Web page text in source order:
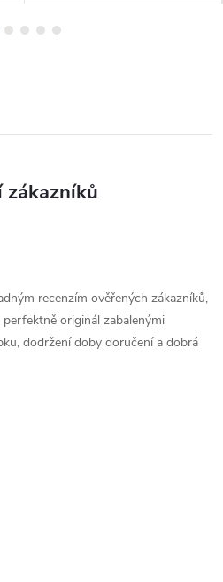
zákazníků
recenzím ověřených zákazníků,
originál zabalenými
dodržení doby doručení a dobrá